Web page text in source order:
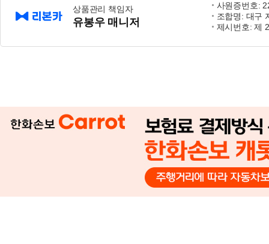
상품관리 책임자
유봉우 매니저
사원증번호:
조합명: 대구
제시번호: 제